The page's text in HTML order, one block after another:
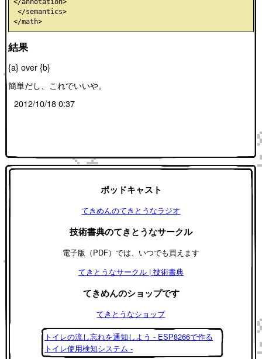
</annotation>
結果
{a} over {b}
簡単だし、これでいいや。
2012/10/18 0:37
ポッドキャスト
てきめんのてきとうなラジオ
技術書典のてきとうなサークル
電子版（PDF）では、いつでも買えます
てきとうなサークル | 技術書典
てきめんのショップです
てきとうなショップ
トイレの流し忘れを通知しよう - ESP8266で作る
トイレ使用検知システム -